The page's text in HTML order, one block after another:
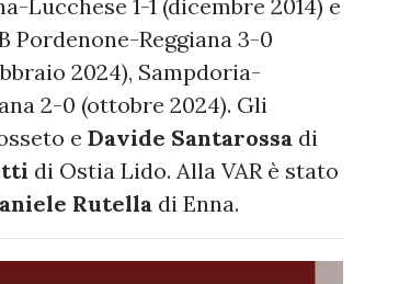
Lucchese 1-1 (dicembre 2014) e
Pordenone-Reggiana 3-0
2024), Sampdoria-
2-0 (ottobre 2024). Gli
e Davide Santarossa di
di Ostia Lido. Alla VAR è stato
Rutella di Enna.